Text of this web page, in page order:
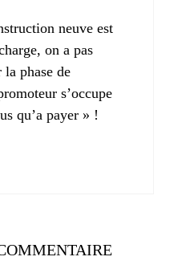
neuve est
on a pas
la phase de
s’occupe
qu’a payer » !